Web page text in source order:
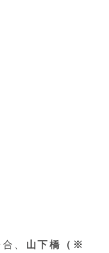
、 山下橋（※